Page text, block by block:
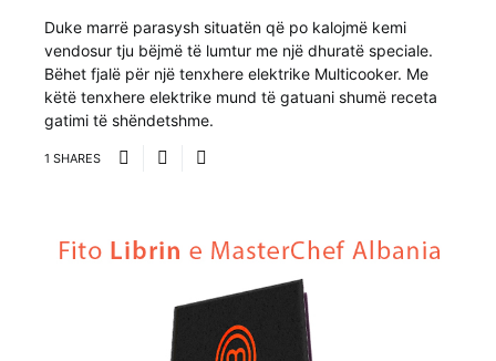
Duke marrë parasysh situatën që po kalojmë kemi
vendosur tju bëjmë të lumtur me një dhuratë speciale.
Bëhet fjalë për një tenxhere elektrike Multicooker. Me
këtë tenxhere elektrike mund të gatuani shumë receta
gatimi të shëndetshme.
1 SHARES